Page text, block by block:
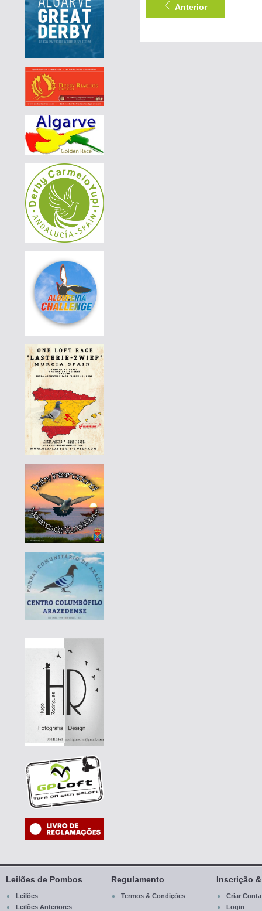
PT-6321101-26|65 EUR
DERBY BORRACHOS 2026 - 3A
DE-25-09521-124| 70 EUR
AGD WINTER RACE 2026 - 13C
PT-6069012-26|55 EUR
DERBY BORRACHOS 2026 - 3B
PT-6304627-26|80 EUR
DERBY BORRACHOS 2026 - 2B
PT-6272404-26|130 EUR
DERBY BORRACHOS 2026 - 2B
PT-6304627-26|75 EUR
DERBY BORRACHOS 2026 - 2B
PT-6304627-26|70 EUR
DERBY BORRACHOS 2026 - 2B
PT-6125895-26|220 EUR
PT-6272404-26|120 EUR
DERBY BORRACHOS 2026 - 2B
Anterior
Leilões de Pombos
Leilões
Leilões Anteriores
Regulamento
Termos & Condições
Inscrição
Criar Conta
Login